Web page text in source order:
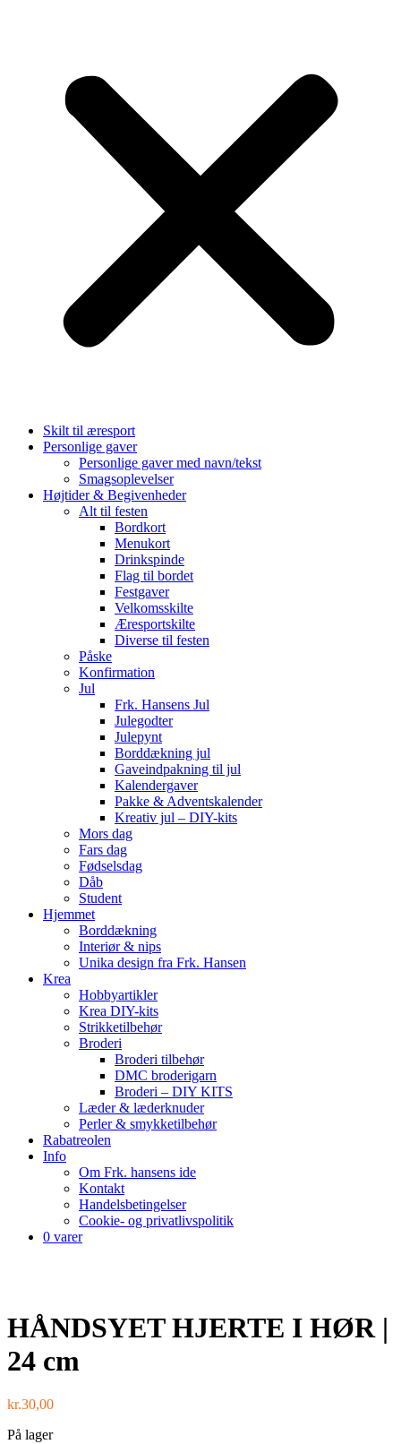
Skilt til æresport
Personlige gaver
Personlige gaver med navn/tekst
Smagsoplevelser
Højtider & Begivenheder
Alt til festen
Bordkort
Menukort
Drinkspinde
Flag til bordet
Festgaver
Velkomsskilte
Æresportskilte
Diverse til festen
Påske
Konfirmation
Jul
Frk. Hansens Jul
Julegodter
Julepynt
Borddækning jul
Gaveindpakning til jul
Kalendergaver
Pakke & Adventskalender
Kreativ jul – DIY-kits
Mors dag
Fars dag
Fødselsdag
Dåb
Student
Hjemmet
Borddækning
Interiør & nips
Unika design fra Frk. Hansen
Krea
Hobbyartikler
Krea DIY-kits
Strikketilbehør
Broderi
Broderi tilbehør
DMC broderigarn
Broderi – DIY KITS
Læder & læderknuder
Perler & smykketilbehør
Rabatreolen
Info
Om Frk. hansens ide
Kontakt
Handelsbetingelser
Cookie- og privatlivspolitik
0 varer
HÅNDSYET HJERTE I HØR |
24 cm
kr.30,00
På lager